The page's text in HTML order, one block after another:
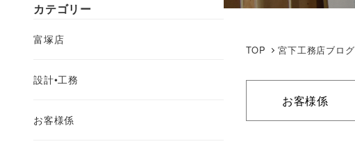
TOP 宮下工務店ブログ
お客様係
カテゴリー
富塚店
設計•工務
お客様係